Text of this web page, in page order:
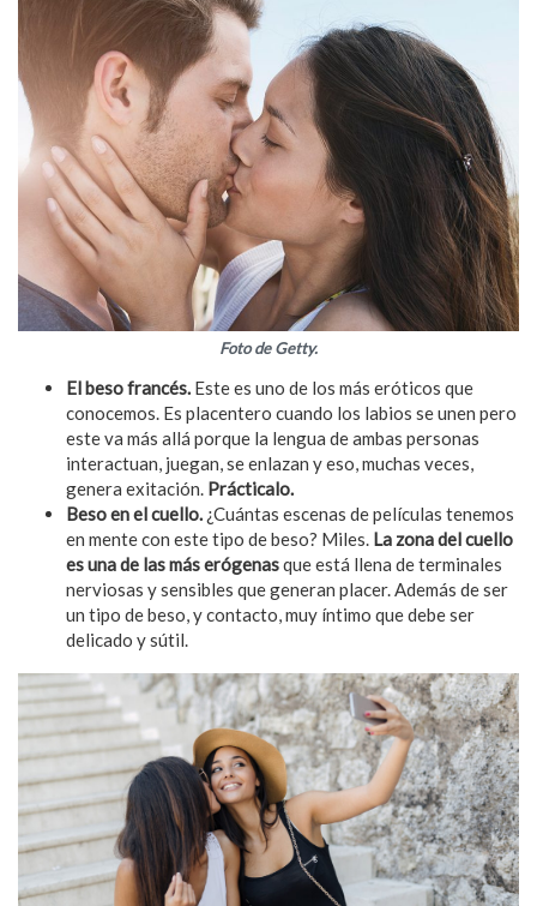
Foto de Getty.
El beso francés. Este es uno de los más eróticos que
conocemos. Es placentero cuando los labios se unen pero
este va más allá porque la lengua de ambas personas
interactuan, juegan, se enlazan y eso, muchas veces,
genera exitación. Prácticalo.
Beso en el cuello. ¿Cuántas escenas de películas tenemos
en mente con este tipo de beso? Miles. La zona del cuello
es una de las más erógenasque está llena de terminales
nerviosas y sensibles que generan placer. Además de ser
un tipo de beso, y contacto, muy íntimo que debe ser
delicado y sútil.